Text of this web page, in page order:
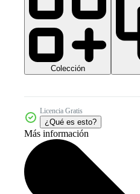
Colección
Licencia Gratis
¿Qué es esto?
Más información